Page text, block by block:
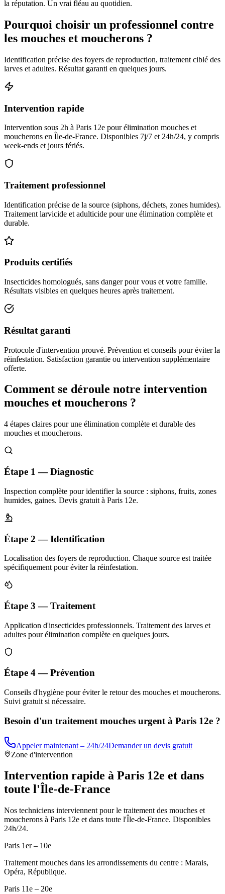
la réputation. Un vrai fléau au quotidien.
Pourquoi choisir un professionnel contre
les mouches et moucherons ?
Identification précise des foyers de reproduction, traitement ciblé des
larves et adultes. Résultat garanti en quelques jours.
Intervention rapide
Intervention sous 2h à Paris 12e pour élimination mouches et
moucherons en Île-de-France. Disponibles 7j/7 et 24h/24, y compris
week-ends et jours fériés.
Traitement professionnel
Identification précise de la source (siphons, déchets, zones humides).
Traitement larvicide et adulticide pour une élimination complète et
durable.
Produits certifiés
Insecticides homologués, sans danger pour vous et votre famille.
Résultats visibles en quelques heures après traitement.
Résultat garanti
Protocole d'intervention prouvé. Prévention et conseils pour éviter la
réinfestation. Satisfaction garantie ou intervention supplémentaire
offerte.
Comment se déroule notre intervention
mouches et moucherons ?
4 étapes claires pour une élimination complète et durable des
mouches et moucherons.
Étape 1 — Diagnostic
Inspection complète pour identifier la source : siphons, fruits, zones
humides, gaines. Devis gratuit à Paris 12e.
Étape 2 — Identification
Localisation des foyers de reproduction. Chaque source est traitée
spécifiquement pour éviter la réinfestation.
Étape 3 — Traitement
Application d'insecticides professionnels. Traitement des larves et
adultes pour élimination complète en quelques jours.
Étape 4 — Prévention
Conseils d'hygiène pour éviter le retour des mouches et moucherons.
Suivi gratuit si nécessaire.
Besoin d'un traitement mouches urgent à Paris 12e ?
Appeler maintenant – 24h/24Demander un devis gratuit
Zone d'intervention
Intervention rapide à Paris 12e et dans
toute l'Île-de-France
Nos techniciens interviennent pour le traitement des mouches et
moucherons à Paris 12e et dans toute l'Île-de-France. Disponibles
24h/24.
Paris 1er – 10e
Traitement mouches dans les arrondissements du centre : Marais,
Opéra, République.
Paris 11e – 20e